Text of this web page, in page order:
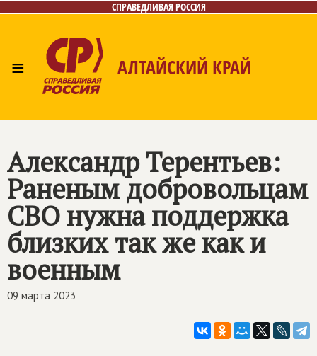
СПРАВЕДЛИВАЯ РОССИЯ
≡ АЛТАЙСКИЙ КРАЙ
Контакты
Александр Терентьев:
Раненым добровольцам
СВО нужна поддержка
близких так же как и
военным
09 марта 2023